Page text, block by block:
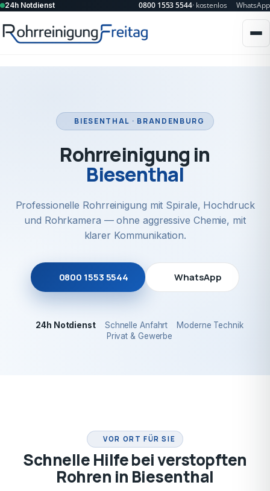
24h Notdienst 0800 1553 5544· kostenlos WhatsApp
BIESENTHAL · BRANDENBURG
Rohrreinigung in
Biesenthal
Professionelle Rohrreinigung mit Spirale, Hochdruck
und Rohrkamera — ohne aggressive Chemie, mit
klarer Kommunikation.
0800 1553 5544 WhatsApp
24h Notdienst Schnelle Anfahrt
Moderne Technik
Privat & Gewerbe
VOR ORT FÜR SIE
Schnelle Hilfe bei verstopften
Rohren in Biesenthal